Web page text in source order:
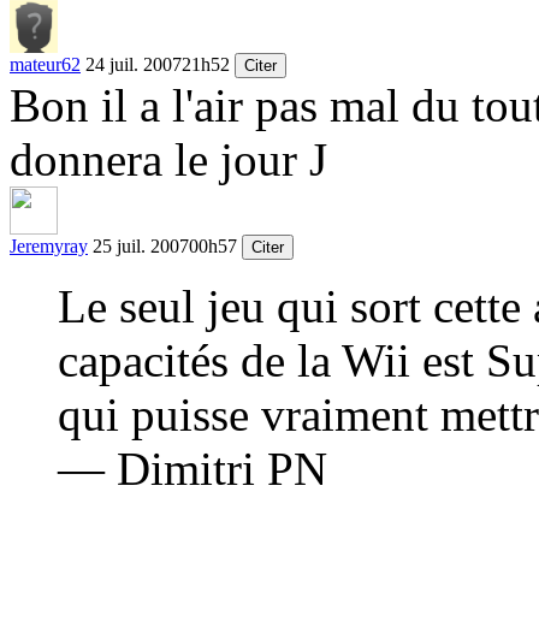
mateur62 24 juil. 200721h52 Citer
Bon il a l'air pas mal du
donnera le jour J
Jeremyray 25 juil. 200700h57 Citer
Le seul jeu qui sort
capacités de la Wii est
qui puisse vraiment
— Dimitri PN